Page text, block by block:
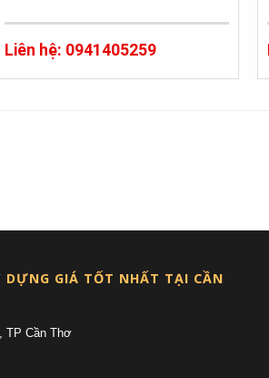
Liên hệ: 0941405259
DỰNG GIÁ TỐT NHẤT TẠI CẦN
TP Cần Thơ